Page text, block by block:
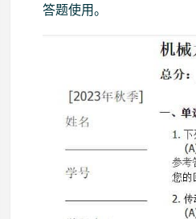
答题使用。